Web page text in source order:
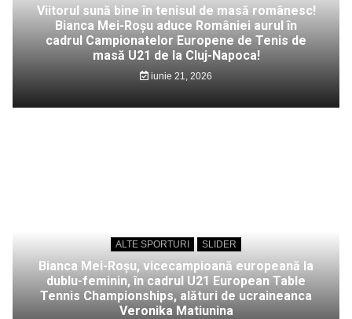
Viitorul sună bine în tenisul de masă românesc!
Bianca Mei-Roșu aduce României aurul în
cadrul Campionatelor Europene de Tenis de
masă U21 de la Cluj-Napoca!
iunie 21, 2026
ALTE SPORTURI SLIDER
Bianca Mei-Roșu, vicecampioană europeană la
dublu-feminin, în cadrul U21 European Table
Tennis Championships, alături de ucraineanca
Veronika Matiunina